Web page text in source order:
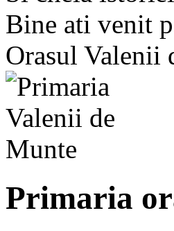
Bine ati venit
Orasul Valenii
Primaria